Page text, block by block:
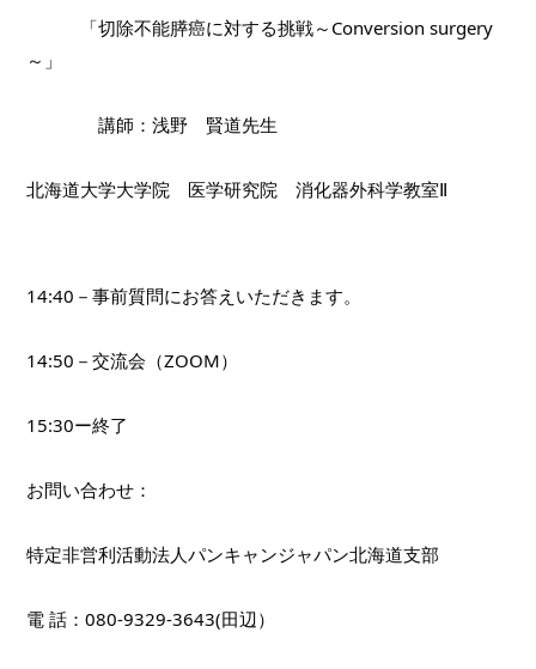
「切除不能膵癌に対する挑戦～Conversion surgery
～」
講師：浅野　賢道先生
北海道大学大学院　医学研究院　消化器外科学教室Ⅱ
14:40－事前質問にお答えいただきます。
14:50－交流会（ZOOM）
15:30ー終了
お問い合わせ：
特定非営利活動法人パンキャンジャパン北海道支部
電 話：080-9329-3643(田辺）